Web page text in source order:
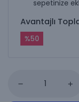
sepetinize
Avantajlı
%50